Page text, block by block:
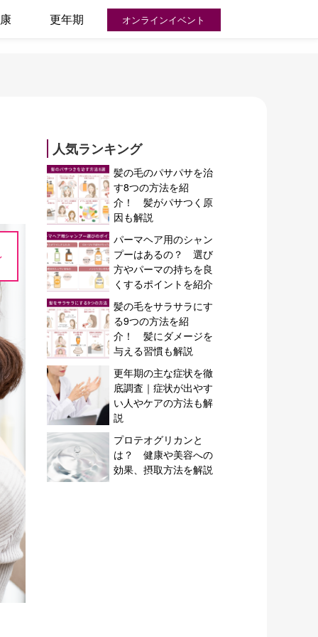
更年期 オンラインイベント
人気ランキング
髪の毛のパサパサを治
す8つの方法を紹
介！ 髪がパサつく原
因も解説
パーマヘア用のシャン
プーはあるの？ 選び
方やパーマの持ちを良
くするポイントを紹介
髪の毛をサラサラにす
る9つの方法を紹
介！ 髪にダメージを
与える習慣も解説
更年期の主な症状を徹
底調査｜症状が出やす
い人やケアの方法も解
説
プロテオグリカンと
は？ 健康や美容への
効果、摂取方法を解説